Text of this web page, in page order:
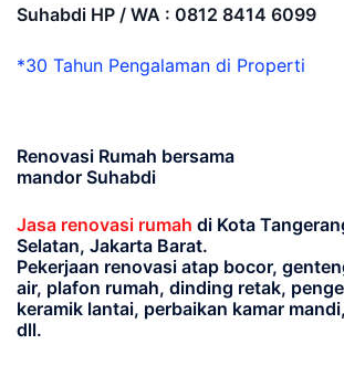
Suhabdi HP / WA : 0812 8414 6099
*30 Tahun Pengalaman di Properti
Renovasi Rumah bersama
mandor Suhabdi
Jasa renovasi rumah di Kota
Selatan, Jakarta Barat.
Pekerjaan renovasi atap bocor,
air, plafon rumah, dinding retak,
keramik lantai, perbaikan kamar
dll.